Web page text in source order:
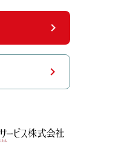
chevron_right
chevron_right